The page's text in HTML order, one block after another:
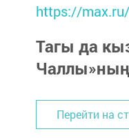
https://
Тагы да
Перейти на